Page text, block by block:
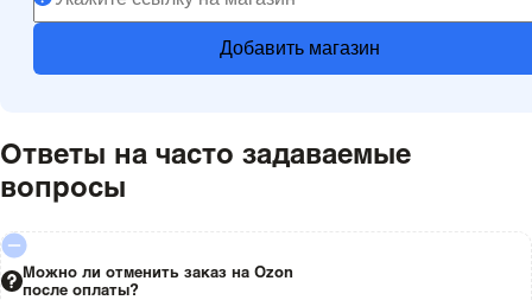
Добавить магазин
Ответы на часто задаваемые
вопросы
Можно ли отменить заказ на Ozon
после оплаты?